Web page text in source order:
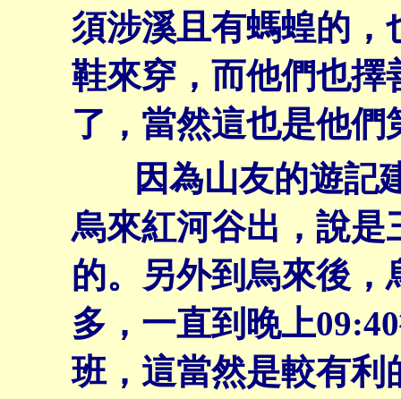
須涉溪且有螞蝗的，
鞋來穿，而他們也擇
了，當然這也是他
因為山友的遊記
烏來紅河谷出，說是
的。另外到烏來後
多，一直到晚上
班，這當然是較有利